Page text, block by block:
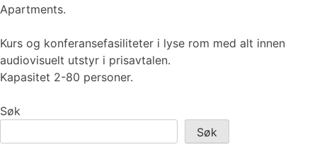
Apartments.
Kurs og konferansefasiliteter i lyse rom med alt innen
audiovisuelt utstyr i prisavtalen.
Kapasitet 2-80 personer.
Søk
Søk